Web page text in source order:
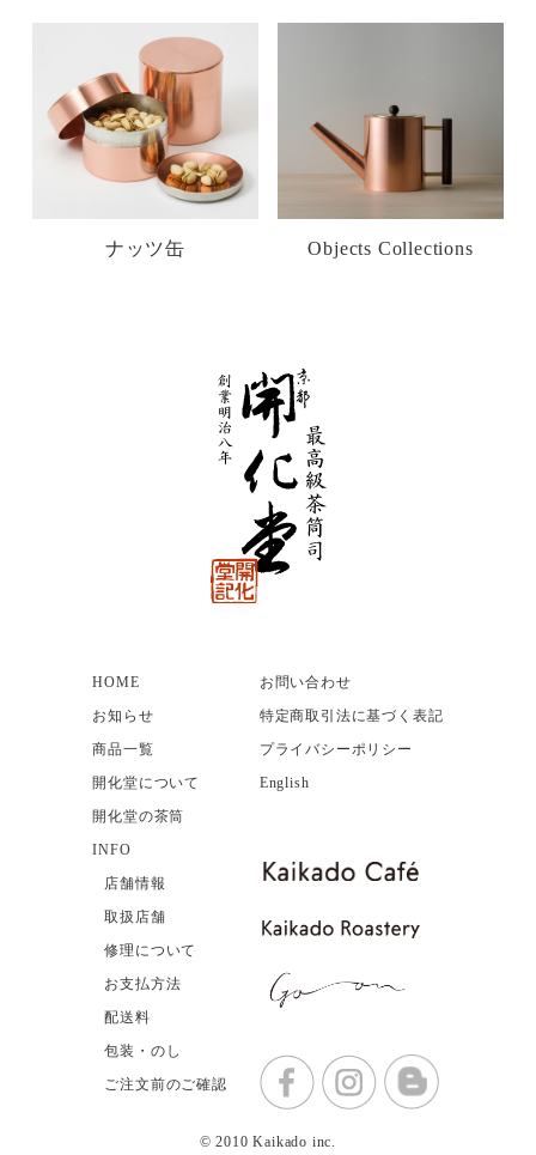
ナッツ缶 Objects Collections
HOME
お知らせ
商品一覧
開化堂について
開化堂の茶筒
INFO
店舗情報
取扱店舗
修理について
お支払方法
配送料
包装・のし
ご注文前のご確認
お問い合わせ
特定商取引法に基づく表記
プライバシーポリシー
English
© 2010 Kaikado inc.